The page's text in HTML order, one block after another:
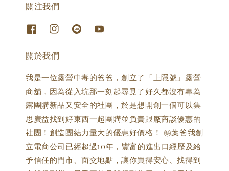
關注我們
關於我們
我是一位露營中毒的爸爸，創立了「上隱號」露營
商舖，因為從入坑那一刻起尋覓了好久都沒有專為
露團購新品又安全的社團，於是想開創一個可以集
思廣益找到好東西一起團購並負責跟廠商談優惠的
社團！創造團結力量大的優惠好價格！ ㊙️葉爸我創
立電商公司已經超過10年，豐富的進出口經歷及給
予信任的門市、面交地點，讓你買得安心、找得到